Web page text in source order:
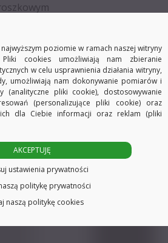
pozostawienie informacji przy
samej szyny, proszę
najwyższym poziomie w ramach naszej witryny
cookies umożliwiają nam zbieranie
w celu usprawnienia działania witryny,
umożliwiają nam dokonywanie pomiarów i
(analityczne pliki cookie), dostosowywanie
(personalizujące pliki cookie) oraz
dla Ciebie informacji oraz reklam (pliki
AKCEPTUJĘ
ustawienia prywatności
politykę prywatności
naszą politykę cookies